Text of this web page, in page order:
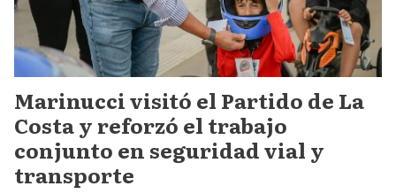
Marinucci visitó el Partido de La
Costa y reforzó el trabajo
conjunto en seguridad vial y
transporte